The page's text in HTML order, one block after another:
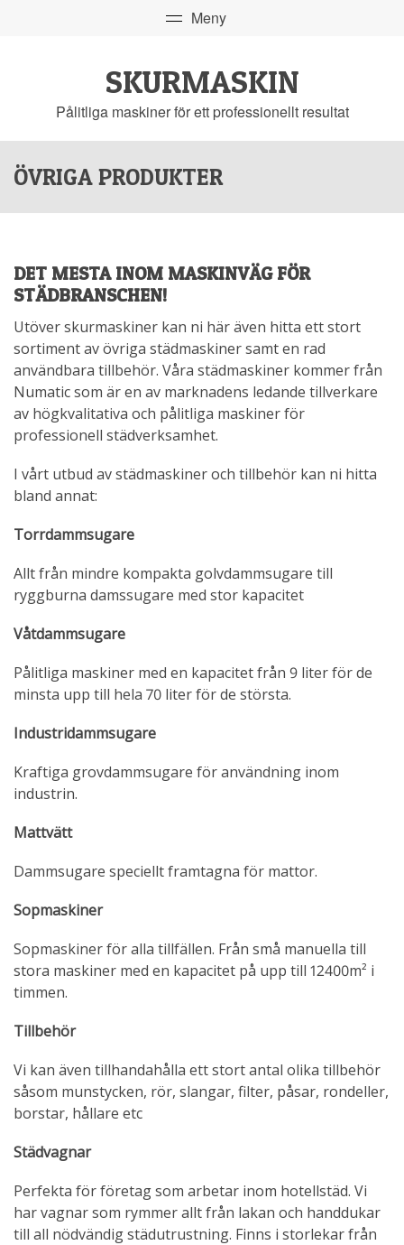
SKURMASKIN
Pålitliga maskiner för ett professionellt resultat
ÖVRIGA PRODUKTER
DET MESTA INOM MASKINVÄG FÖR
STÄDBRANSCHEN!
Utöver skurmaskiner kan ni här även hitta ett stort
sortiment av övriga städmaskiner samt en rad
användbara tillbehör. Våra städmaskiner kommer från
Numatic som är en av marknadens ledande tillverkare
av högkvalitativa och pålitliga maskiner för
professionell städverksamhet.
I vårt utbud av städmaskiner och tillbehör kan ni hitta
bland annat:
Torrdammsugare
Allt från mindre kompakta golvdammsugare till
ryggburna damssugare med stor kapacitet
Våtdammsugare
Pålitliga maskiner med en kapacitet från 9 liter för de
minsta upp till hela 70 liter för de största.
Industridammsugare
Kraftiga grovdammsugare för användning inom
industrin.
Mattvätt
Dammsugare speciellt framtagna för mattor.
Sopmaskiner
Sopmaskiner för alla tillfällen. Från små manuella till
stora maskiner med en kapacitet på upp till 12400m² i
timmen.
Tillbehör
Vi kan även tillhandahålla ett stort antal olika tillbehör
såsom munstycken, rör, slangar, filter, påsar, rondeller,
borstar, hållare etc
Städvagnar
Perfekta för företag som arbetar inom hotellstäd. Vi
har vagnar som rymmer allt från lakan och handdukar
till all nödvändig städutrustning. Finns i storlekar från